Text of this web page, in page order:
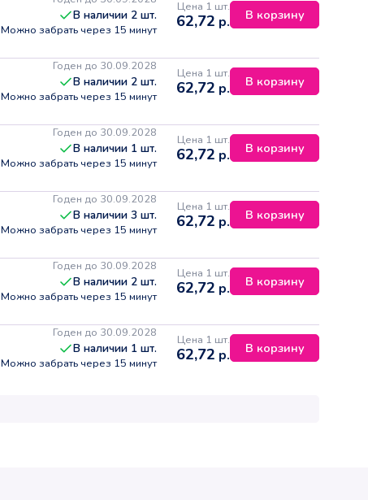
В наличии 2 шт.
Можно забрать через 15 минут
Цена 1 шт.
62,72 р. В корзину
Годен до 30.09.2028
В наличии 2 шт.
Можно забрать через 15 минут
Цена 1 шт.
62,72 р. В корзину
Годен до 30.09.2028
В наличии 1 шт.
Можно забрать через 15 минут
Цена 1 шт.
62,72 р. В корзину
Годен до 30.09.2028
В наличии 3 шт.
Можно забрать через 15 минут
Цена 1 шт.
62,72 р. В корзину
Годен до 30.09.2028
В наличии 2 шт.
Можно забрать через 15 минут
Цена 1 шт.
62,72 р. В корзину
Годен до 30.09.2028
В наличии 1 шт.
Можно забрать через 15 минут
Цена 1 шт.
62,72 р. В корзину